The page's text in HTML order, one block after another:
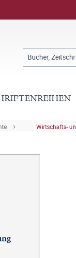
Wirtschafts-